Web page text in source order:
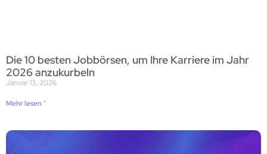
Die 10 besten Jobbörsen, um Ihre Karriere im Jahr
2026 anzukurbeln
Januar 13, 2026
Mehr lesen "